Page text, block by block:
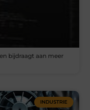
bijdraagt aan meer
INDUSTRIE